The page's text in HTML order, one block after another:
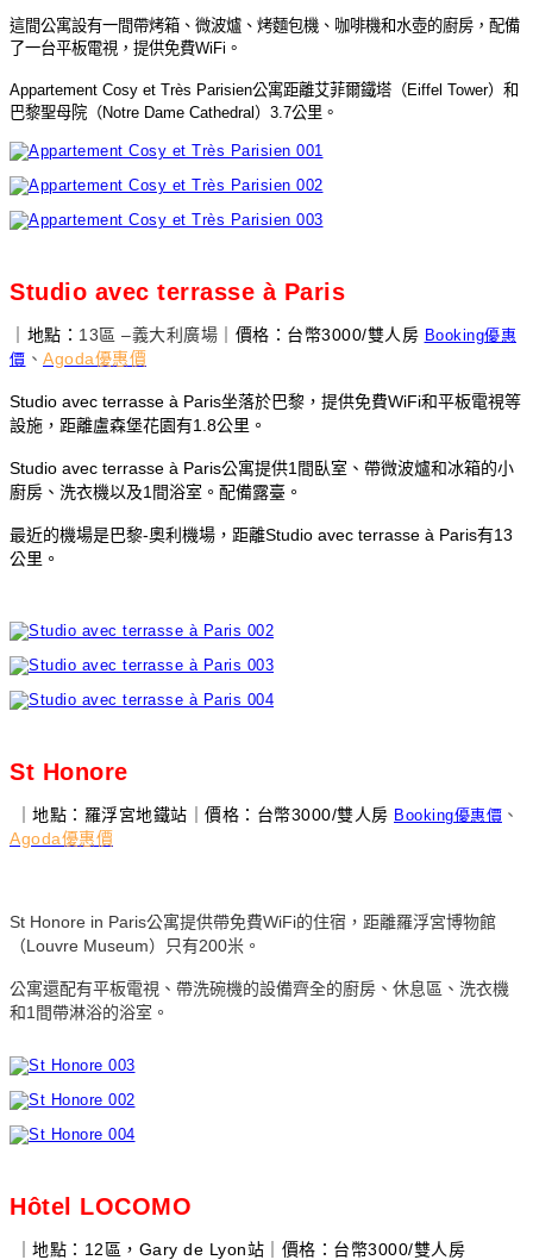
這間公寓設有一間帶烤箱、微波爐、烤麵包機、咖啡機和水壺的廚房，配備
了一台平板電視，提供免費WiFi 。
Appartement Cosy et Très Parisien公寓距離艾菲爾鐵塔（ Eiffel Tower）和
巴黎聖母院（ Notre Dame Cathedral ） 3.7公里。
Studio avec terrasse à Paris
｜地點： 13區 –義大利廣場 ｜價格：台幣3000/雙人房 Booking優惠
價 、 Agoda優惠價
Studio avec terrasse à Paris坐落於巴黎，提供免費WiFi和平板電視等
設施，距離盧森堡花園有1.8公里。
Studio avec terrasse à Paris公寓提供1間臥室、帶微波爐和冰箱的小
廚房、洗衣機以及1間浴室。 配備露臺。
最近的機場是巴黎-奧利機場，距離Studio avec terrasse à Paris有13
公里。
St Honore
｜地點：羅浮宮地鐵站｜價格：台幣3000/雙人房 Booking優惠價 、
Agoda優惠價
St Honore in Paris公寓提供帶免費WiFi的住宿，距離羅浮宮博物館
（Louvre Museum）只有200米。
公寓還配有平板電視、帶洗碗機的設備齊全的廚房、休息區、洗衣機
和1間帶淋浴的浴室。
Hôtel LOCOMO
｜地點：12區，Gary de Lyon站｜價格：台幣3000/雙人房